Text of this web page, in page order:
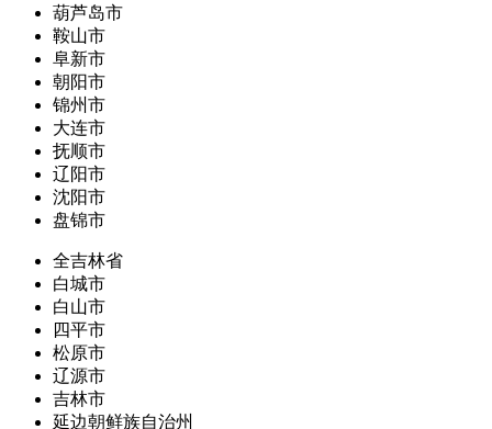
葫芦岛市
鞍山市
阜新市
朝阳市
锦州市
大连市
抚顺市
辽阳市
沈阳市
盘锦市
全吉林省
白城市
白山市
四平市
松原市
辽源市
吉林市
延边朝鲜族自治州